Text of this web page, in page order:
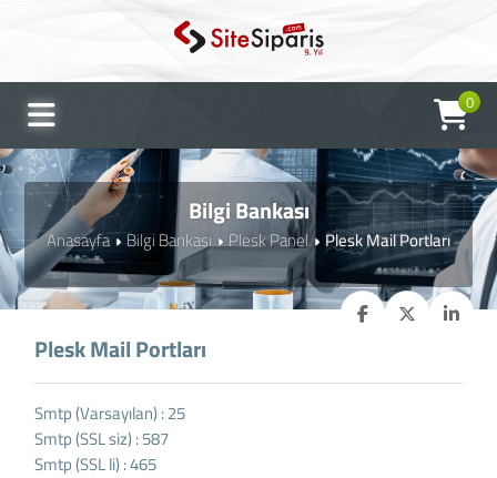
0
Bilgi Bankası
Anasayfa Bilgi Bankası Plesk Panel Plesk Mail Portları
Plesk Mail Portları
Smtp (Varsayılan) : 25
Smtp (SSL siz) : 587
Smtp (SSL li) : 465